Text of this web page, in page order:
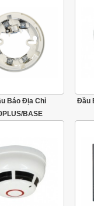
Báo Địa Chỉ
BASE
Đầu